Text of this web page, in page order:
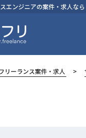
エンジニアの案件・求人なら
リーランス案件・求人